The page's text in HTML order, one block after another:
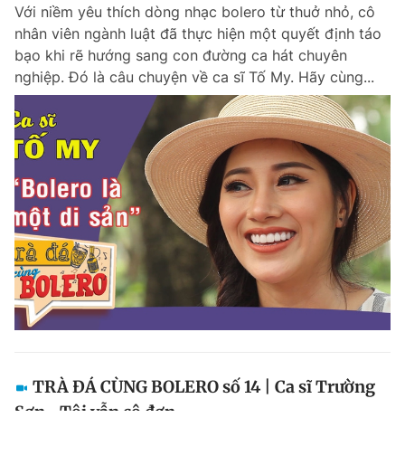
Với niềm yêu thích dòng nhạc bolero từ thuở nhỏ, cô
nhân viên ngành luật đã thực hiện một quyết định táo
bạo khi rẽ hướng sang con đường ca hát chuyên
nghiệp. Đó là câu chuyện về ca sĩ Tố My. Hãy cùng...
TRÀ ĐÁ CÙNG BOLERO số 14 | Ca sĩ Trường
Sơn –Tôi vẫn cô đơn